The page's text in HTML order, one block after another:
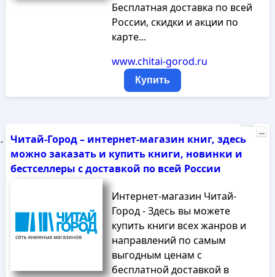
Бесплатная доставка по всей
России, скидки и акции по
карте...
www.chitai-gorod.ru
Купить
Читай-Город – интернет-магазин книг, здесь
можно заказать и купить книги, новинки и
бестселлеры с доставкой по всей России
Интернет-магазин Читай-
Город - Здесь вы можете
купить книги всех жанров и
направлений по самым
выгодным ценам с
бесплатной доставкой в
Реклама
...